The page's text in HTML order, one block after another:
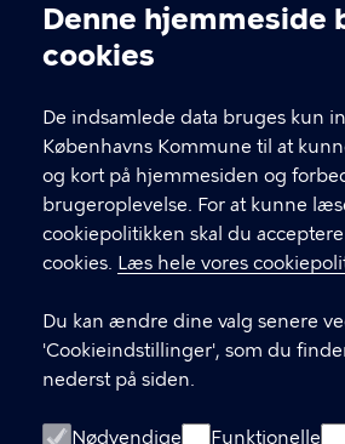
Denne hjemmeside
cookies
De indsamlede data bruges kun
Københavns Kommune til at
og kort på hjemmesiden og
brugeroplevelse. For at kunne
cookiepolitikken skal du
cookies. Læs hele vores
Du kan ændre dine valg senere
'Cookieindstillinger', som du
nederst på siden.
Nødvendige Funktionelle
Kontakt Københavns
T
fFind andre kontakter her
CVR-nummer64942212
GENVEJE
Digital Post
Databeskyttelse